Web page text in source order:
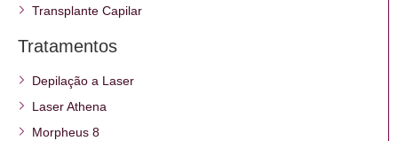
Transplante Capilar
Tratamentos
Depilação a Laser
Laser Athena
Morpheus 8